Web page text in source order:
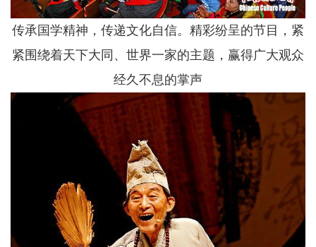
传承国学精神，传递文化自信。精彩纷呈的节目，紧
紧围绕着天下大同、世界一家的主题，赢得广大观众
经久不息的掌声